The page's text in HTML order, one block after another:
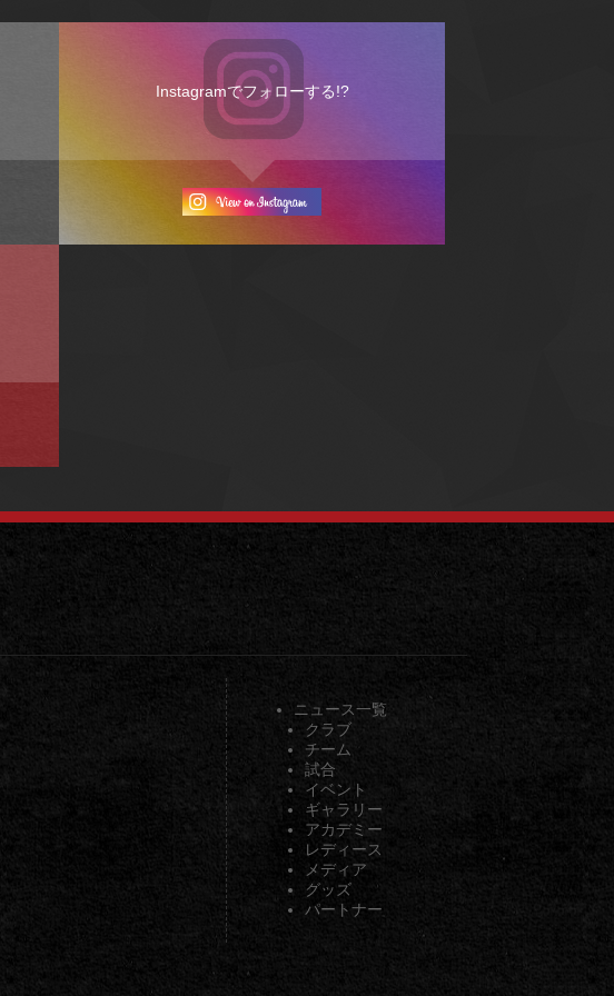
Instagramでフォローする!?
ニュース一覧
クラブ
チーム
試合
イベント
ギャラリー
アカデミー
レディース
メディア
グッズ
パートナー